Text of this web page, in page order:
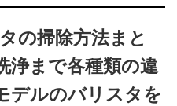
の掃除方法まと
浄まで各種類の違
デルのバリスタを